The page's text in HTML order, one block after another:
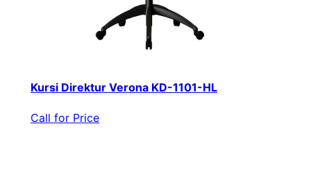
Kursi Direktur Verona KD-1101-HL
Call for Price